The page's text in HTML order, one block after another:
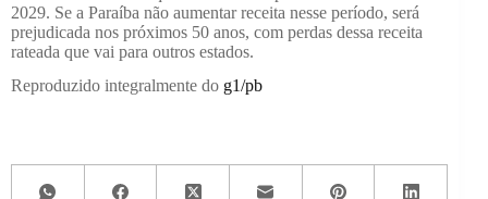
2029. Se a Paraíba não aumentar receita nesse período, será
prejudicada nos próximos 50 anos, com perdas dessa receita
rateada que vai para outros estados.
Reproduzido integralmente do g1/pb